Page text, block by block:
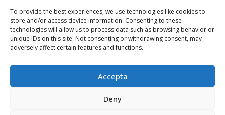
To provide the best experiences, we use technologies like cookies to
store and/or access device information. Consenting to these
technologies will allow us to process data such as browsing behavior or
unique IDs on this site. Not consenting or withdrawing consent, may
adversely affect certain features and functions.
Accepta
Deny
Angel Guimerà, 8 - 08289 Copons
e_mail: copons@copons.cat